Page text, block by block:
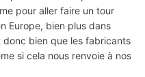
pour aller faire un tour
Europe, bien plus dans
bien que les fabricants
si cela nous renvoie à nos